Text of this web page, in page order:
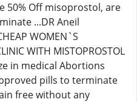
50% Off misoprostol, are
...DR Aneil
WOMEN`S
WITH MISTOPROSTOL
in medical Abortions
pills to terminate
free without any